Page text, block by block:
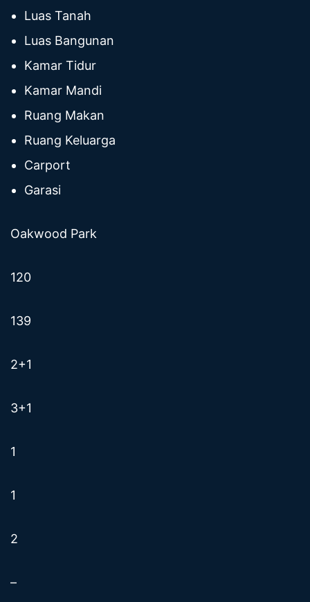
Luas Tanah
Luas Bangunan
Kamar Tidur
Kamar Mandi
Ruang Makan
Ruang Keluarga
Carport
Garasi
Oakwood Park
120
139
2+1
3+1
1
1
2
–